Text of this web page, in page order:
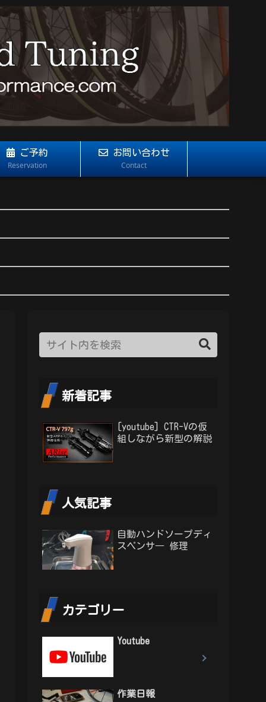
ご予約
Reservation
お問い合わせ
Contact
新着記事
[youtube] CTR-Vの仮
組しながら新型の解説
人気記事
自動ハンドソープディ
スペンサ― 修理
カテゴリー
Youtube
作業日報